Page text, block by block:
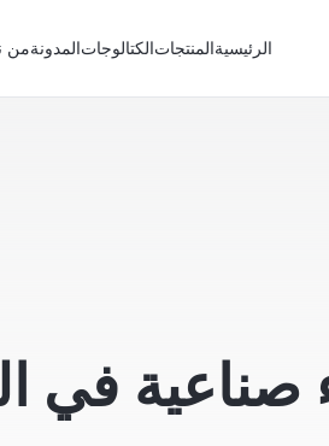
الرئيسيةالمنتجاتالكتالوجاتالمدونةمن
في